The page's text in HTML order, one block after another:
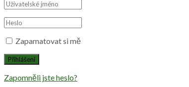
Zapamatovat si mě
Zapomněli jste heslo?